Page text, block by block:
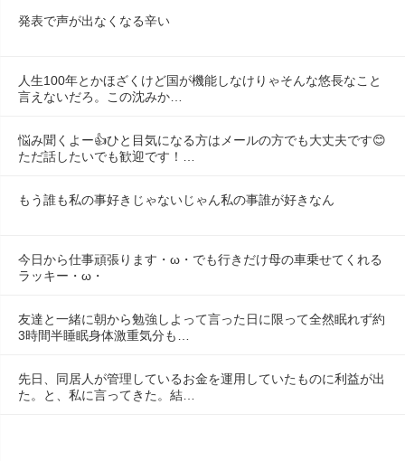
発表で声が出なくなる辛い
人生100年とかほざくけど国が機能しなけりゃそんな悠長なこと
言えないだろ。この沈みか…
悩み聞くよー👍ひと目気になる方はメールの方でも大丈夫です😊
ただ話したいでも歓迎です！…
もう誰も私の事好きじゃないじゃん私の事誰が好きなん
今日から仕事頑張ります・ω・でも行きだけ母の車乗せてくれる
ラッキー・ω・
友達と一緒に朝から勉強しよって言った日に限って全然眠れず約
3時間半睡眠身体激重気分も…
先日、同居人が管理しているお金を運用していたものに利益が出
た。と、私に言ってきた。結…